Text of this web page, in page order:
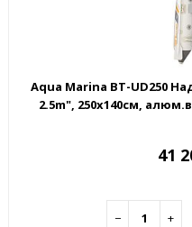
Aqua Marina BT-UD250
2.5m", 250х140см,
41
− +